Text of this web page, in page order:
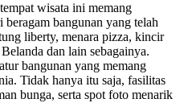
wisata ini memang
bangunan yang telah
liberty, menara pizza, kincir
dan lain sebagainya.
bangunan yang memang
Tidak hanya itu saja, fasilitas
bunga, serta spot foto menarik